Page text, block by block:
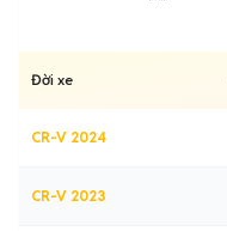
Đời xe
CR-V 2024
CR-V 2023